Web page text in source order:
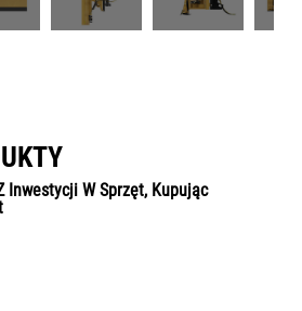
Inwestycji W Sprzęt, Kupując